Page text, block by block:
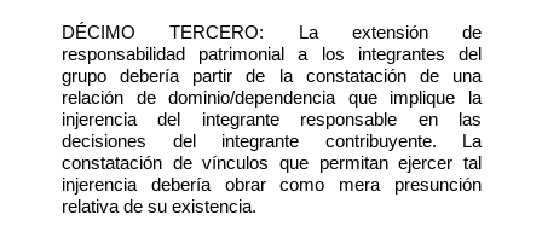
DÉCIMO TERCERO: La extensión de
responsabilidad patrimonial a los integrantes del
grupo debería partir de la constatación de una
relación de dominio/dependencia que implique la
injerencia del integrante responsable en las
decisiones del integrante contribuyente. La
constatación de vínculos que permitan ejercer tal
injerencia debería obrar como mera presunción
relativa de su existencia.